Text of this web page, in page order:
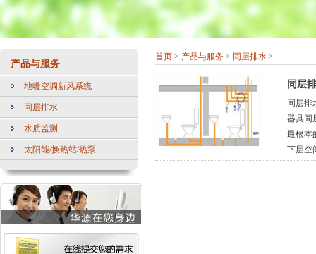
产品与服务
地暖空调新风系统
同层排水
水质监测
太阳能/换热站/热泵
首页 > 产品与服务 > 同层排水 >
同层
同层排
器具同
最根本
下层空